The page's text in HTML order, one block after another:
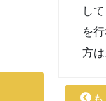
し
を
方